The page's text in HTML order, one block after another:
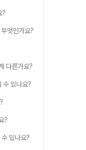
?
엇인가요?
다른가요?
수 있나요?
?
있나요?